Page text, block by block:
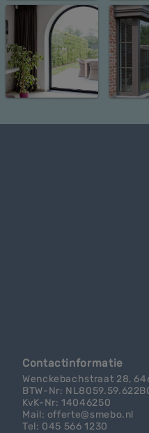
Contactinformatie
Wenckebachstraat 28,
BTW-Nr:
KvK-Nr: 14046250
Mail: offerte@smebo.nl
Tel: 045 566 1230